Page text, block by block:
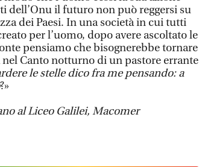
dell’Onu il futuro non può reggersi su
dei Paesi. In una società in cui tutti
per l’uomo, dopo avere ascoltato le
pensiamo che bisognerebbe tornare
Canto notturno di un pastore errante
le stelle dico fra me pensando: a
?»
al Liceo Galilei, Macomer